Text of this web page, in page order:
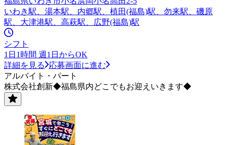
いわき駅、湯本駅、内郷駅、植田(福島)駅、勿来駅、磯原
駅、大津港駅、高萩駅、広野(福島)駅
シフト
1日1時間 週1日からOK
詳細を見る
応募画面に進む
アルバイト・パート
株式会社創新◆福島県内どこでもお迎えいきます◆